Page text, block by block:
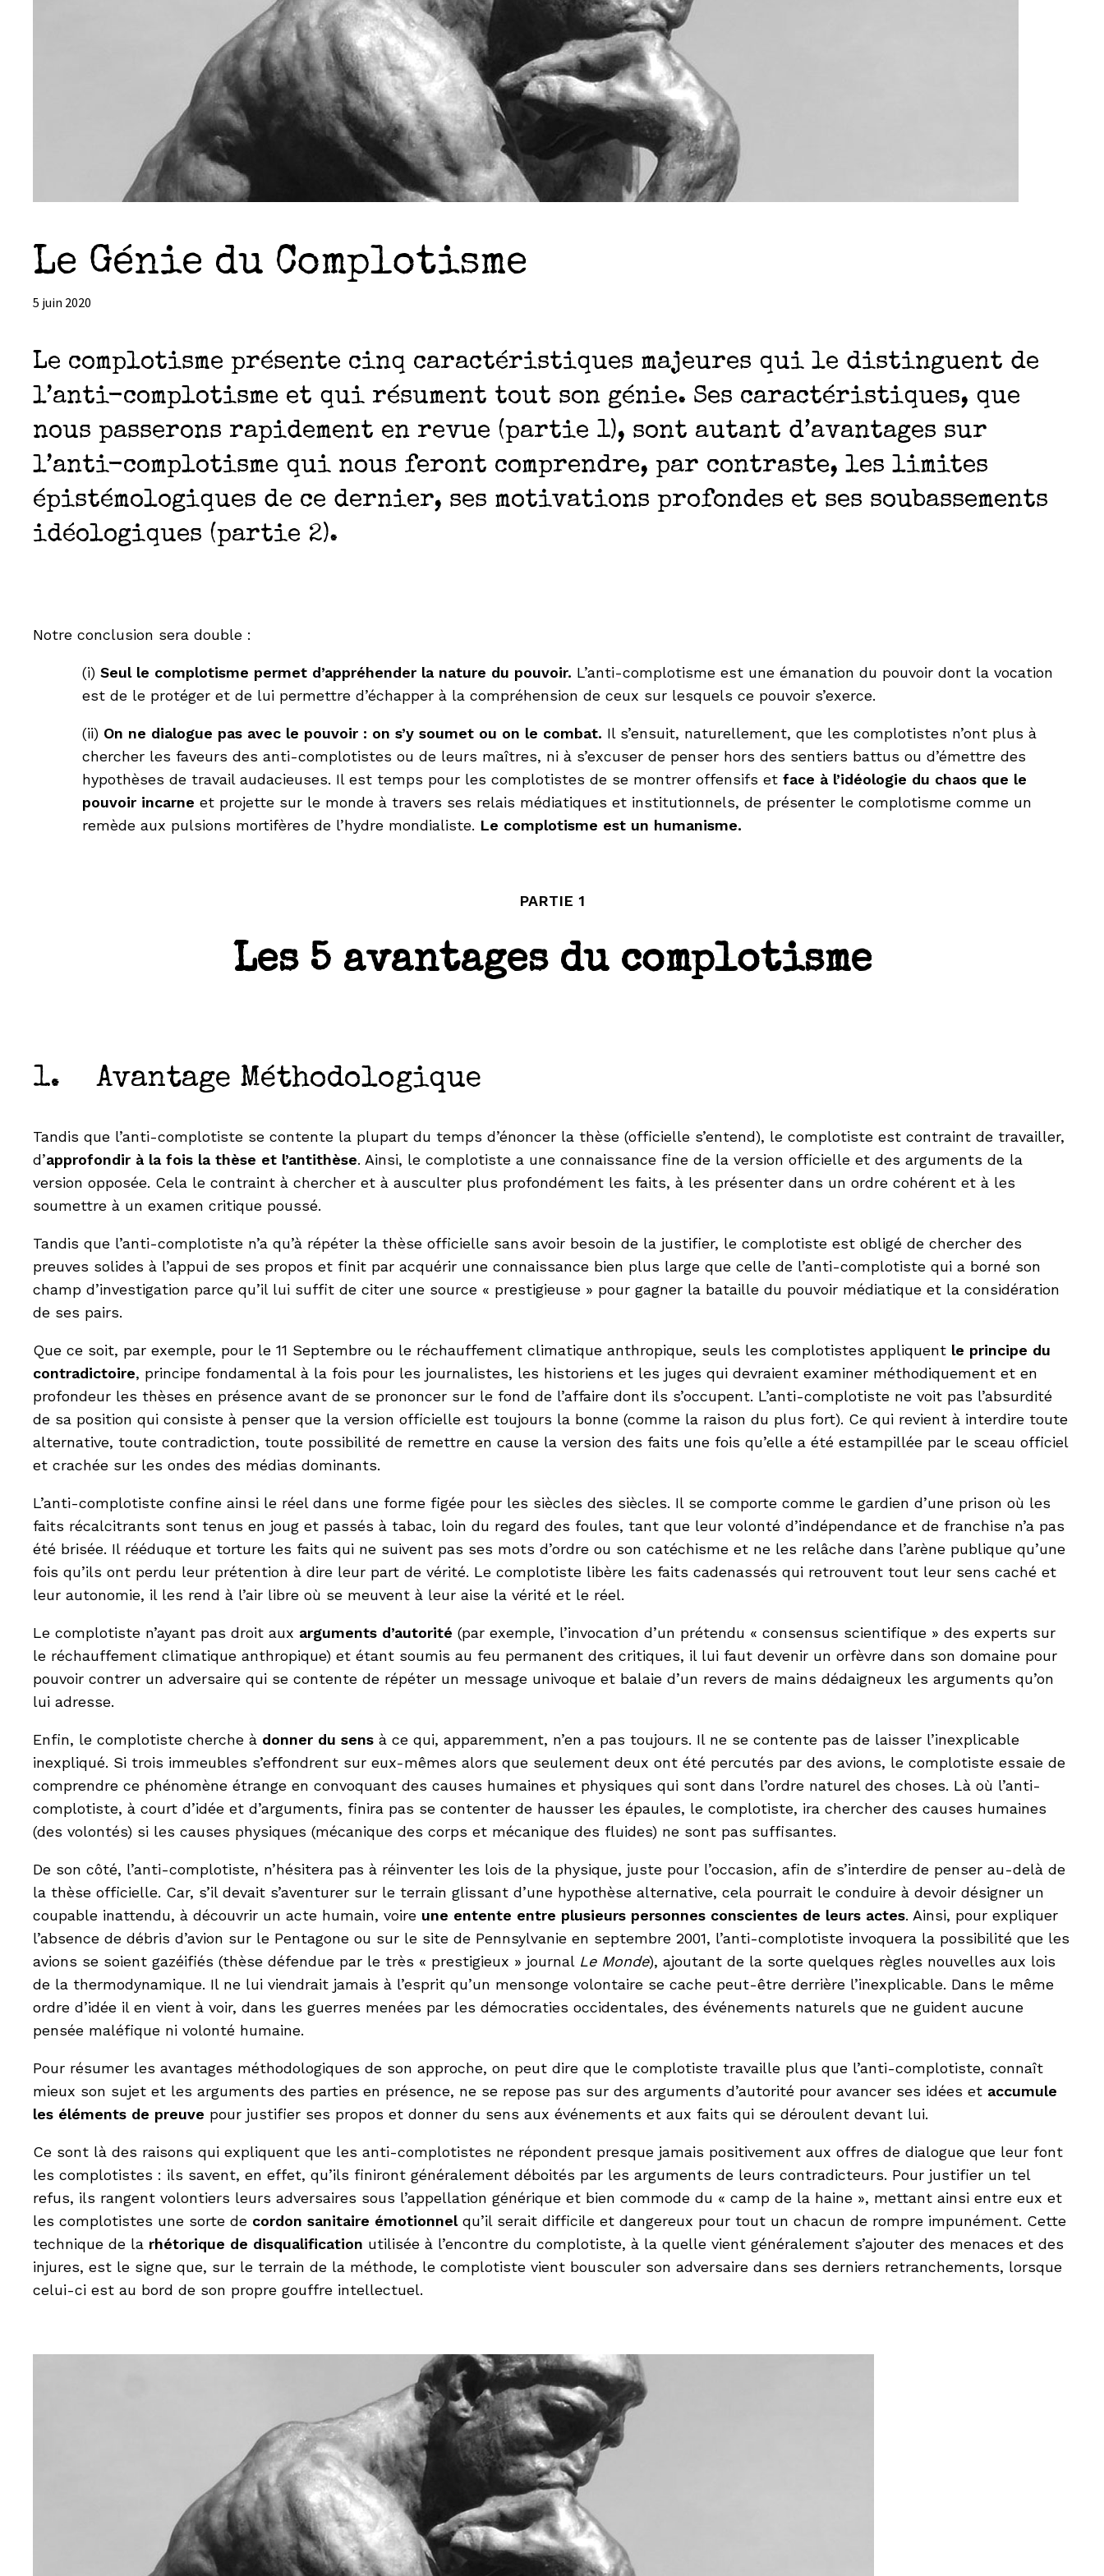
Le Génie du Complotisme
5 juin 2020
Le complotisme présente cinq caractéristiques majeures qui le distinguent de
l’anti-complotisme et qui résument tout son génie. Ses caractéristiques, que
nous passerons rapidement en revue (partie 1), sont autant d’avantages sur
l’anti-complotisme qui nous feront comprendre, par contraste, les limites
épistémologiques de ce dernier, ses motivations profondes et ses soubassements
idéologiques (partie 2).
Notre conclusion sera double :
(i) Seul le complotisme permet d’appréhender la nature du pouvoir. L’anti-complotisme est une émanation du pouvoir dont la vocation
est de le protéger et de lui permettre d’échapper à la compréhension de ceux sur lesquels ce pouvoir s’exerce.
(ii) On ne dialogue pas avec le pouvoir : on s’y soumet ou on le combat. Il s’ensuit, naturellement, que les complotistes n’ont plus à
chercher les faveurs des anti-complotistes ou de leurs maîtres, ni à s’excuser de penser hors des sentiers battus ou d’émettre des
hypothèses de travail audacieuses. Il est temps pour les complotistes de se montrer offensifs et face à l’idéologie du chaos que le
pouvoir incarne et projette sur le monde à travers ses relais médiatiques et institutionnels, de présenter le complotisme comme un
remède aux pulsions mortifères de l’hydre mondialiste. Le complotisme est un humanisme.
PARTIE 1
Les 5 avantages du complotisme
1. Avantage Méthodologique
Tandis que l’anti-complotiste se contente la plupart du temps d’énoncer la thèse (officielle s’entend), le complotiste est contraint de travailler,
d’approfondir à la fois la thèse et l’antithèse. Ainsi, le complotiste a une connaissance fine de la version officielle et des arguments de la
version opposée. Cela le contraint à chercher et à ausculter plus profondément les faits, à les présenter dans un ordre cohérent et à les
soumettre à un examen critique poussé.
Tandis que l’anti-complotiste n’a qu’à répéter la thèse officielle sans avoir besoin de la justifier, le complotiste est obligé de chercher des
preuves solides à l’appui de ses propos et finit par acquérir une connaissance bien plus large que celle de l’anti-complotiste qui a borné son
champ d’investigation parce qu’il lui suffit de citer une source « prestigieuse » pour gagner la bataille du pouvoir médiatique et la considération
de ses pairs.
Que ce soit, par exemple, pour le 11 Septembre ou le réchauffement climatique anthropique, seuls les complotistes appliquent le principe du
contradictoire, principe fondamental à la fois pour les journalistes, les historiens et les juges qui devraient examiner méthodiquement et en
profondeur les thèses en présence avant de se prononcer sur le fond de l’affaire dont ils s’occupent. L’anti-complotiste ne voit pas l’absurdité
de sa position qui consiste à penser que la version officielle est toujours la bonne (comme la raison du plus fort). Ce qui revient à interdire toute
alternative, toute contradiction, toute possibilité de remettre en cause la version des faits une fois qu’elle a été estampillée par le sceau officiel
et crachée sur les ondes des médias dominants.
L’anti-complotiste confine ainsi le réel dans une forme figée pour les siècles des siècles. Il se comporte comme le gardien d’une prison où les
faits récalcitrants sont tenus en joug et passés à tabac, loin du regard des foules, tant que leur volonté d’indépendance et de franchise n’a pas
été brisée. Il rééduque et torture les faits qui ne suivent pas ses mots d’ordre ou son catéchisme et ne les relâche dans l’arène publique qu’une
fois qu’ils ont perdu leur prétention à dire leur part de vérité. Le complotiste libère les faits cadenassés qui retrouvent tout leur sens caché et
leur autonomie, il les rend à l’air libre où se meuvent à leur aise la vérité et le réel.
Le complotiste n’ayant pas droit aux arguments d’autorité (par exemple, l’invocation d’un prétendu « consensus scientifique » des experts sur
le réchauffement climatique anthropique) et étant soumis au feu permanent des critiques, il lui faut devenir un orfèvre dans son domaine pour
pouvoir contrer un adversaire qui se contente de répéter un message univoque et balaie d’un revers de mains dédaigneux les arguments qu’on
lui adresse.
Enfin, le complotiste cherche à donner du sens à ce qui, apparemment, n’en a pas toujours. Il ne se contente pas de laisser l’inexplicable
inexpliqué. Si trois immeubles s’effondrent sur eux-mêmes alors que seulement deux ont été percutés par des avions, le complotiste essaie de
comprendre ce phénomène étrange en convoquant des causes humaines et physiques qui sont dans l’ordre naturel des choses. Là où l’anti-
complotiste, à court d’idée et d’arguments, finira pas se contenter de hausser les épaules, le complotiste, ira chercher des causes humaines
(des volontés) si les causes physiques (mécanique des corps et mécanique des fluides) ne sont pas suffisantes.
De son côté, l’anti-complotiste, n’hésitera pas à réinventer les lois de la physique, juste pour l’occasion, afin de s’interdire de penser au-delà de
la thèse officielle. Car, s’il devait s’aventurer sur le terrain glissant d’une hypothèse alternative, cela pourrait le conduire à devoir désigner un
coupable inattendu, à découvrir un acte humain, voire une entente entre plusieurs personnes conscientes de leurs actes. Ainsi, pour expliquer
l’absence de débris d’avion sur le Pentagone ou sur le site de Pennsylvanie en septembre 2001, l’anti-complotiste invoquera la possibilité que les
avions se soient gazéifiés (thèse défendue par le très « prestigieux » journal Le Monde), ajoutant de la sorte quelques règles nouvelles aux lois
de la thermodynamique. Il ne lui viendrait jamais à l’esprit qu’un mensonge volontaire se cache peut-être derrière l’inexplicable. Dans le même
ordre d’idée il en vient à voir, dans les guerres menées par les démocraties occidentales, des événements naturels que ne guident aucune
pensée maléfique ni volonté humaine.
Pour résumer les avantages méthodologiques de son approche, on peut dire que le complotiste travaille plus que l’anti-complotiste, connaît
mieux son sujet et les arguments des parties en présence, ne se repose pas sur des arguments d’autorité pour avancer ses idées et accumule
les éléments de preuve pour justifier ses propos et donner du sens aux événements et aux faits qui se déroulent devant lui.
Ce sont là des raisons qui expliquent que les anti-complotistes ne répondent presque jamais positivement aux offres de dialogue que leur font
les complotistes : ils savent, en effet, qu’ils finiront généralement déboités par les arguments de leurs contradicteurs. Pour justifier un tel
refus, ils rangent volontiers leurs adversaires sous l’appellation générique et bien commode du « camp de la haine », mettant ainsi entre eux et
les complotistes une sorte de cordon sanitaire émotionnelqu’il serait difficile et dangereux pour tout un chacun de rompre impunément. Cette
technique de la rhétorique de disqualification utilisée à l’encontre du complotiste, à la quelle vient généralement s’ajouter des menaces et des
injures, est le signe que, sur le terrain de la méthode, le complotiste vient bousculer son adversaire dans ses derniers retranchements, lorsque
celui-ci est au bord de son propre gouffre intellectuel.